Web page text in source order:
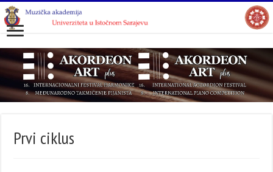
Prvi ciklus